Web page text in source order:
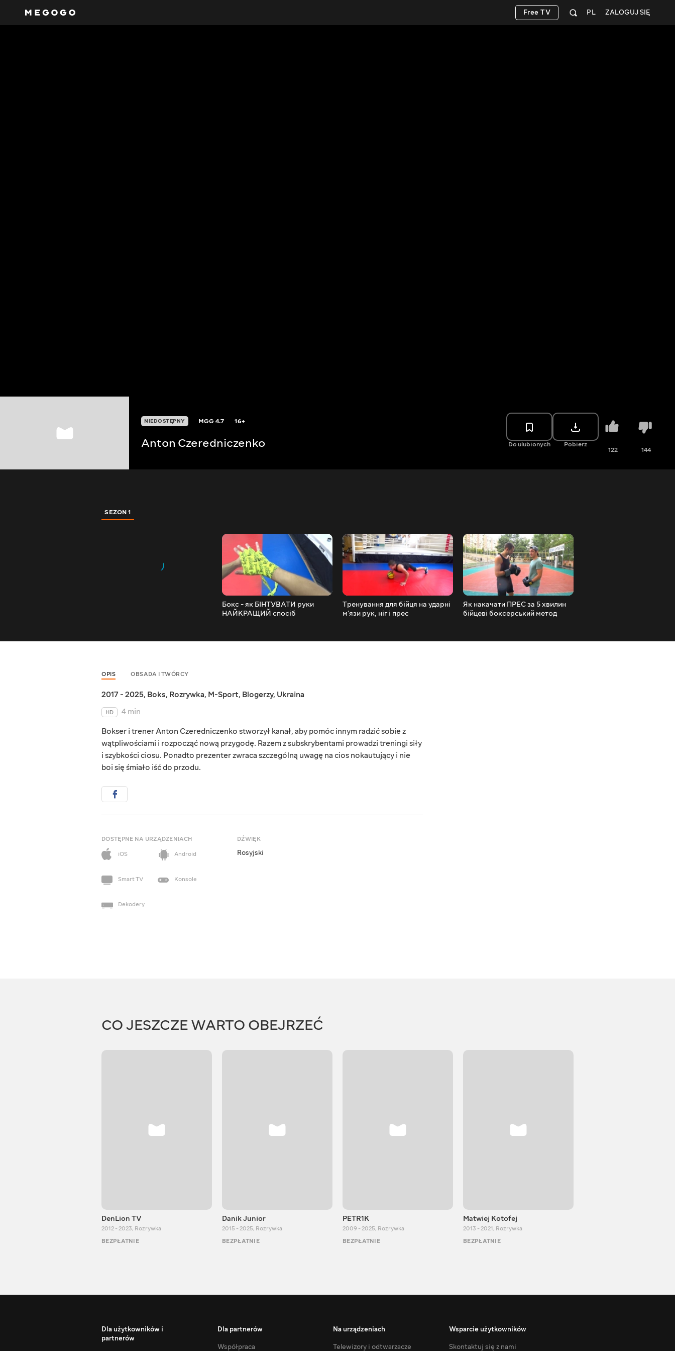
ZALOGUJ SIĘ
PL
Free TV
NIEDOSTĘPNY MGG4.7 16+
Anton Czeredniczenko Do ulubionych Pobierz
122 144
SEZON 1
Бокс - як БІНТУВАТИ руки
НАЙКРАЩИЙ спосіб
Тренування для бійця на ударні
м'язи рук, ніг і прес
Як накачати ПРЕС за 5 хвилин
бійцеві боксерський метод
OPIS OBSADA I TWÓRCY
2017 - 2025, Boks, Rozrywka, M-Sport, Blogerzy, Ukraina
HD
4 min
Bokser i trener Anton Czeredniczenko stworzył kanał, aby pomóc innym radzić sobie z
wątpliwościami i rozpocząć nową przygodę. Razem z subskrybentami prowadzi treningi siły
i szybkości ciosu. Ponadto prezenter zwraca szczególną uwagę na cios nokautujący i nie
boi się śmiało iść do przodu.
DOSTĘPNE NA URZĄDZENIACH
iOS
Android
Smart TV Konsole
Dekodery
DŹWIĘK
Rosyjski
CO JESZCZE WARTO OBEJRZEĆ
DenLion TV
2012 - 2023, Rozrywka
BEZPŁATNIE
Danik Junior
2015 - 2025, Rozrywka
BEZPŁATNIE
PETR1K
2009 - 2025, Rozrywka
BEZPŁATNIE
Matwiej Kotofej
2013 - 2021, Rozrywka
BEZPŁATNIE
Dla użytkowników i
partnerów
Dla partnerów
Współpraca
Na urządzeniach
Telewizory i odtwarzacze
Wsparcie użytkowników
Skontaktuj się z nami